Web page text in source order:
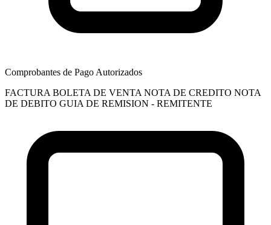
Comprobantes de Pago Autorizados
FACTURA BOLETA DE VENTA NOTA DE CREDITO NOTA
DE DEBITO GUIA DE REMISION - REMITENTE